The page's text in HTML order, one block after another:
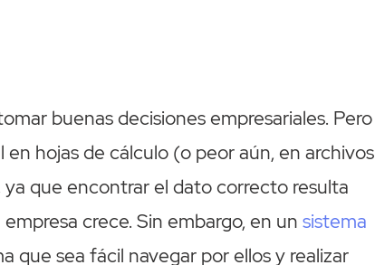
buenas decisiones empresariales. Pero
hojas de cálculo (o peor aún, en archivos
ya que encontrar el dato correcto resulta
crece. Sin embargo, en unsistema
que sea fácil navegar por ellos y realizar